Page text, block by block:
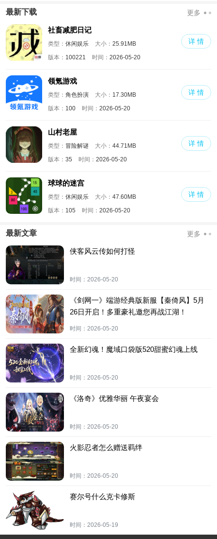
最新下载 更多
社畜减肥日记
类型： 休闲娱乐 大小： 25.91MB
版本： 100221 时间： 2026-05-20
详 情
领氪游戏
类型： 角色扮演 大小： 17.30MB
版本： 100 时间： 2026-05-20
详 情
山村老屋
类型： 冒险解谜 大小： 44.71MB
版本： 35 时间： 2026-05-20
详 情
球球的迷宫
类型： 休闲娱乐 大小： 47.60MB
版本： 105 时间： 2026-05-20
详 情
最新文章 更多
侠客风云传如何打怪
时间： 2026-05-20
《剑网一》端游经典版新服【秦倚风】5月
26日开启！多重豪礼邀您再战江湖！
时间： 2026-05-20
全新幻魂！魔域口袋版520甜蜜幻魂上线
时间： 2026-05-20
《洛奇》优雅华丽 午夜宴会
时间： 2026-05-20
火影忍者怎么赠送羁绊
时间： 2026-05-20
赛尔号什么克卡修斯
时间： 2026-05-19